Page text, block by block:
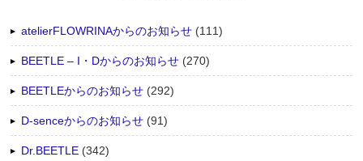
atelierFLOWRINAからのお知らせ (111)
BEETLE – I・Dからのお知らせ (270)
BEETLEからのお知らせ (292)
D-senceからのお知らせ (91)
Dr.BEETLE (342)